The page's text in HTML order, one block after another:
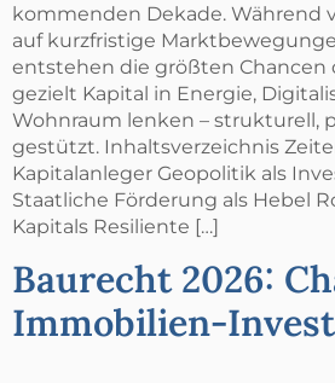
kommenden Dekade. Während
auf kurzfristige
entstehen die größten Chancen
gezielt Kapital in Energie,
Wohnraum lenken – strukturell,
gestützt. Inhaltsverzeichnis
Kapitalanleger Geopolitik als
Staatliche Förderung als Hebel
Kapitals Resiliente […]
Baurecht 2026:
Immobilien-